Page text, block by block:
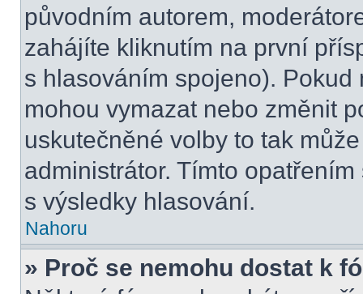
původním autorem,
zahájíte kliknutím na první
s hlasováním spojeno).
mohou vymazat nebo změnit
uskutečněné volby to tak
administrátor. Tímto
s výsledky hlasování.
Nahoru
» Proč se nemohu dostat k